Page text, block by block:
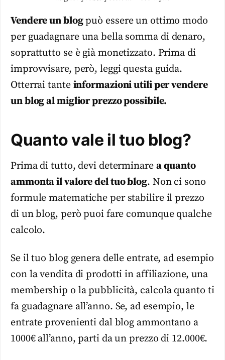
Vendere un blogpuò essere un ottimo modo
per guadagnare una bella somma di denaro,
soprattutto se è già monetizzato. Prima di
improvvisare, però, leggi questa guida.
Otterrai tante informazioni utili per vendere
un blog al miglior prezzo possibile.
Quanto vale il tuo blog?
Prima di tutto, devi determinare a quanto
ammonta il valore del tuo blog. Non ci sono
formule matematiche per stabilire il prezzo
di un blog, però puoi fare comunque qualche
calcolo.
Se il tuo blog genera delle entrate, ad esempio
con la vendita di prodotti in affiliazione, una
membership o la pubblicità, calcola quanto ti
fa guadagnare all’anno. Se, ad esempio, le
entrate provenienti dal blog ammontano a
1000€ all’anno, parti da un prezzo di 12.000€.